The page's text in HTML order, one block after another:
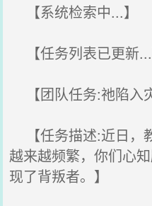
【系统检索中...】
【任务列表已更新...
【团队任务:祂陷入
【任务描述:近日，
越来越频繁，你们心
现了背叛者。】